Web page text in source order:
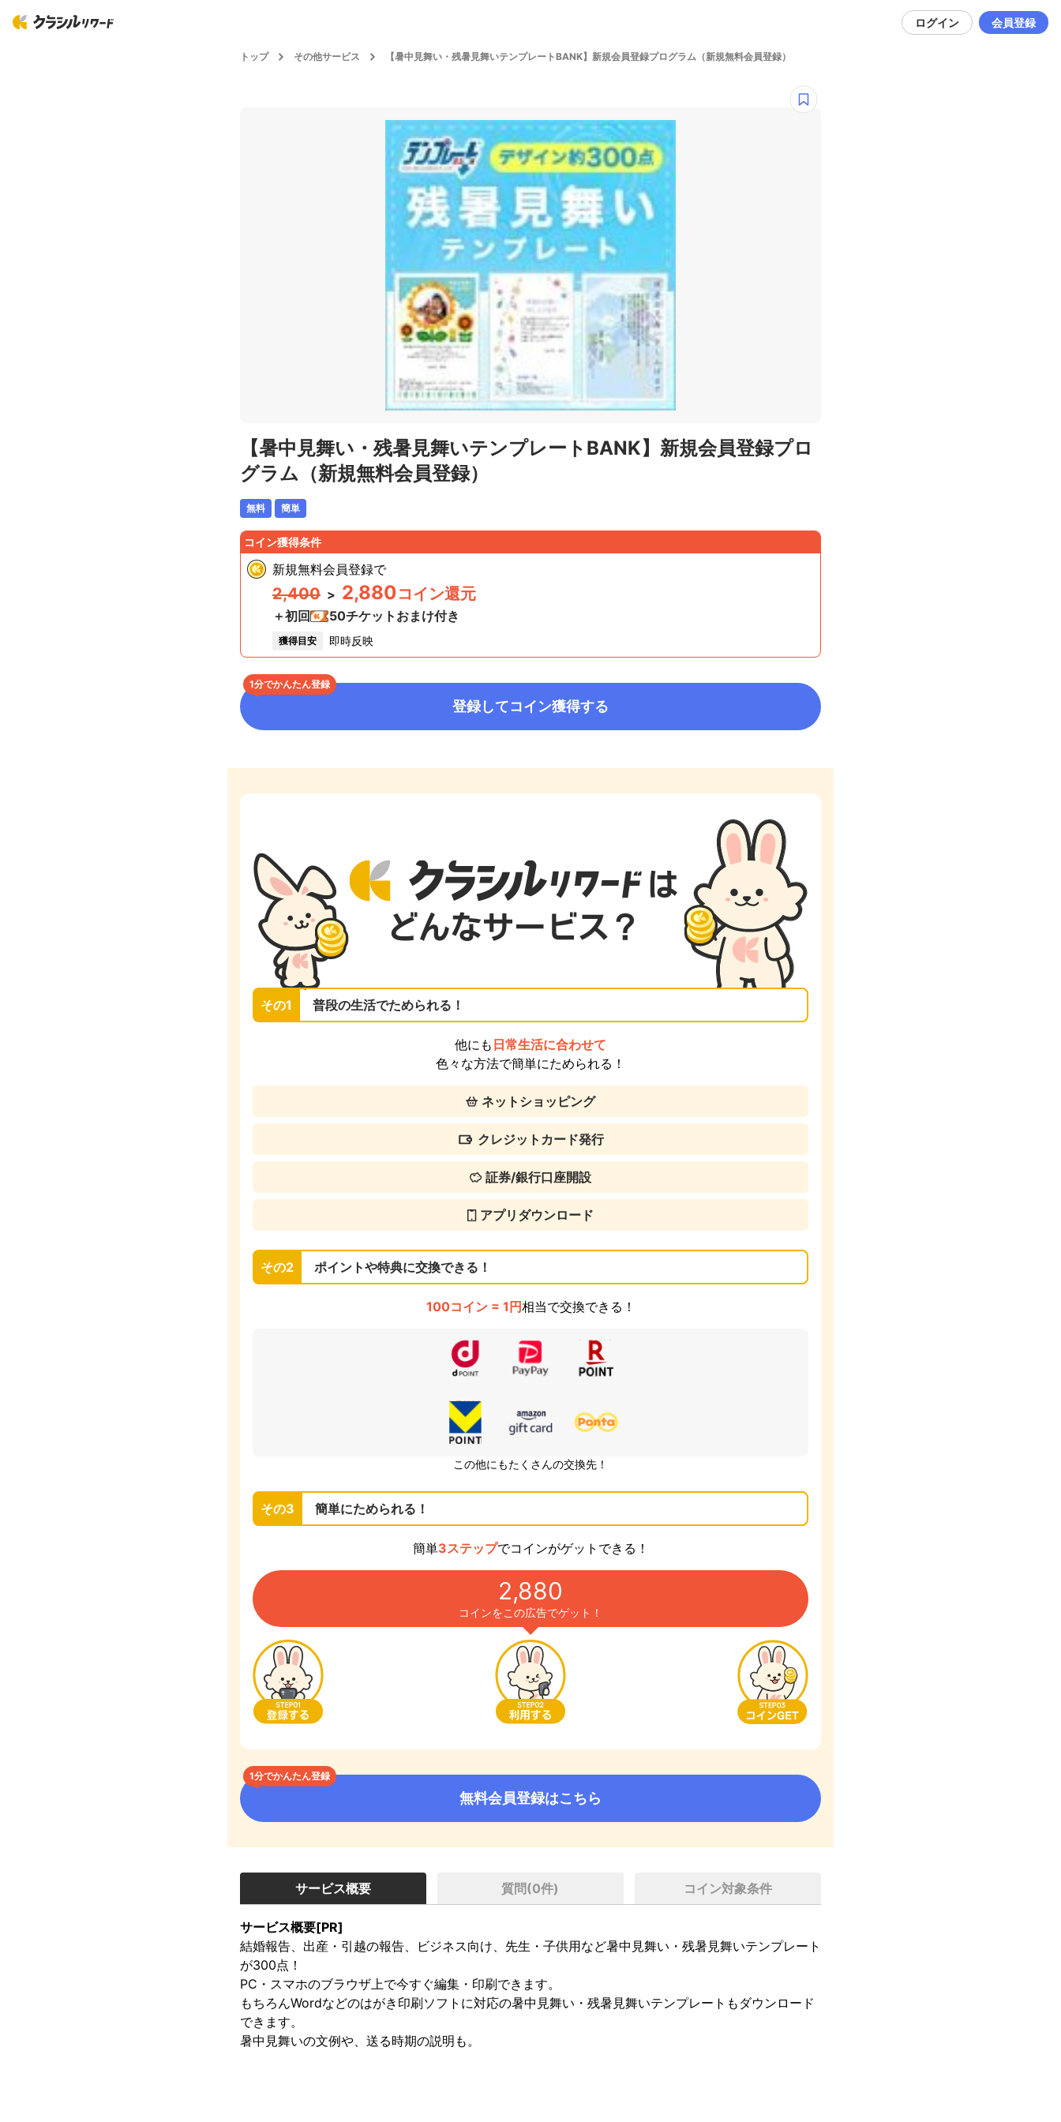
ログイン 会員登録
トップ その他サービス 【暑中見舞い・残暑見舞いテンプレートBANK】新規会員登録プログラム（新規無料会員登録）
【暑中見舞い・残暑見舞いテンプレートBANK】新規会員登録プロ
グラム（新規無料会員登録）
無料 簡単
コイン獲得条件
新規無料会員登録で
2,400 > 2,880コイン還元
＋初回 50チケットおまけ付き
獲得目安 即時反映
1分でかんたん登録
登録してコイン獲得する
その1 普段の生活でためられる！
他にも 日常生活に合わせて
色々な方法で簡単にためられる！
ネットショッピング
クレジットカード発行
証券/銀行口座開設
アプリダウンロード
その2 ポイントや特典に交換できる！
100コイン = 1円相当で交換できる！
この他にもたくさんの交換先！
その3 簡単にためられる！
簡単3ステップでコインがゲットできる！
2,880
コインをこの広告でゲット！
1分でかんたん登録
無料会員登録はこちら
サービス概要 質問(0件) コイン対象条件
サービス概要[PR]
結婚報告、出産・引越の報告、ビジネス向け、先生・子供用など暑中見舞い・残暑見舞いテンプレート
が300点！
PC・スマホのブラウザ上で今すぐ編集・印刷できます。
もちろんWordなどのはがき印刷ソフトに対応の暑中見舞い・残暑見舞いテンプレートもダウンロード
できます。
暑中見舞いの文例や、送る時期の説明も。